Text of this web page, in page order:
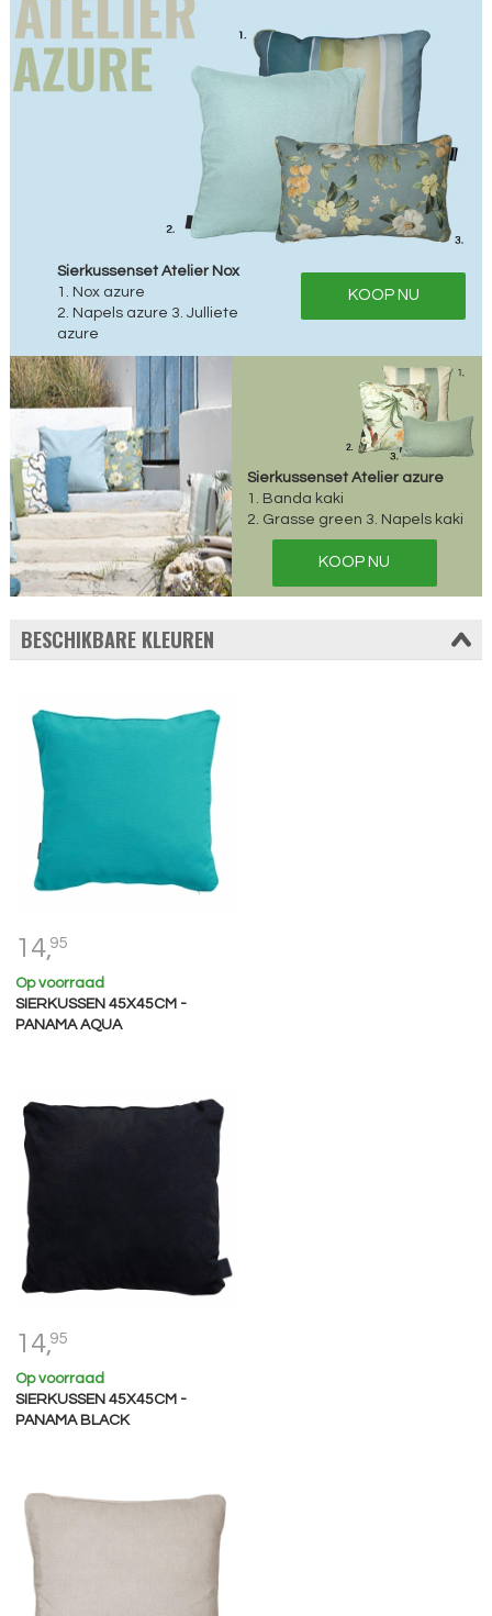
Sierkussenset Atelier Nox
1. Nox azure
2. Napels azure 3. Julliete
azure
KOOP NU
Sierkussenset Atelier azure
1. Banda kaki
2. Grasse green 3. Napels kaki
KOOP NU
BESCHIKBARE KLEUREN
14,95
Op voorraad
SIERKUSSEN 45X45CM -
PANAMA AQUA
14,95
Op voorraad
SIERKUSSEN 45X45CM -
PANAMA BLACK